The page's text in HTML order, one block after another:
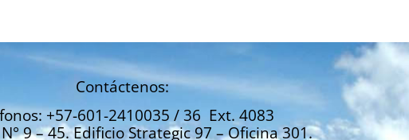
Contáctenos:
+57-601-2410035 / 36 Ext. 4083
9 – 45. Edificio Strategic 97 – Oficina 301.